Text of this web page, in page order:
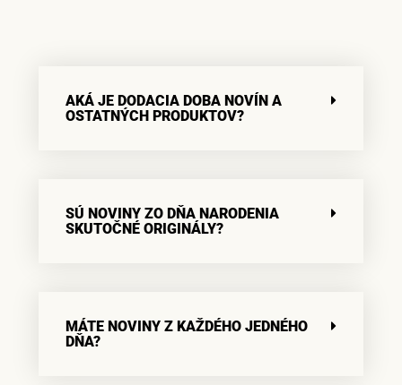
AKÁ JE DODACIA DOBA NOVÍN A
OSTATNÝCH PRODUKTOV?
SÚ NOVINY ZO DŇA NARODENIA
SKUTOČNÉ ORIGINÁLY?
MÁTE NOVINY Z KAŽDÉHO JEDNÉHO
DŇA?